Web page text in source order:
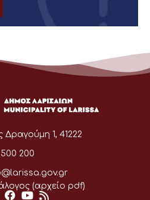
Δραγούμη 1, 41222
500 200
(αρχείο pdf)